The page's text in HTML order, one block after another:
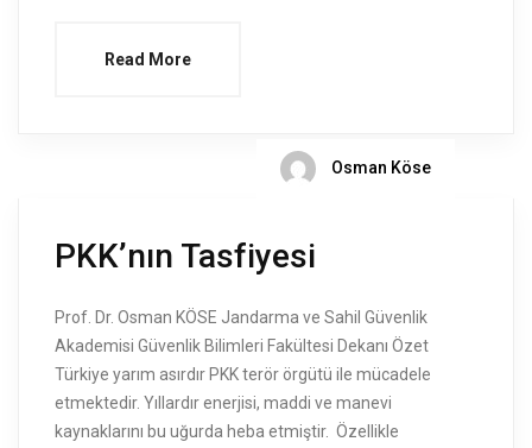
Read More
Osman Köse
PKK’nın Tasfiyesi
Prof. Dr. Osman KÖSE Jandarma ve Sahil Güvenlik
Akademisi Güvenlik Bilimleri Fakültesi Dekanı Özet
Türkiye yarım asırdır PKK terör örgütü ile mücadele
etmektedir. Yıllardır enerjisi, maddi ve manevi
kaynaklarını bu uğurda heba etmiştir. Özellikle